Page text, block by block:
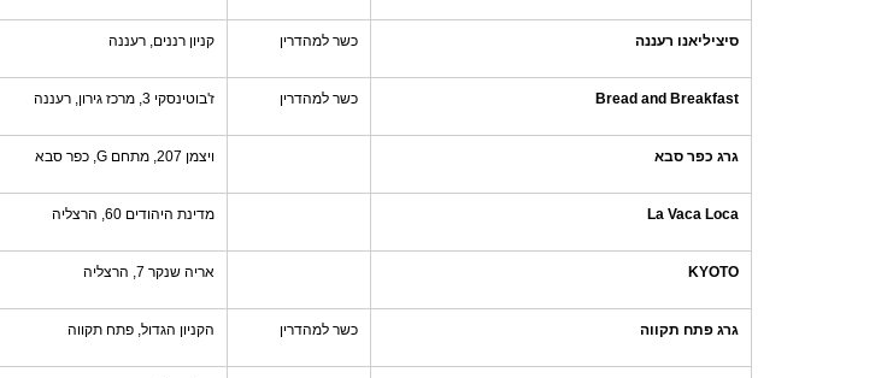
סיציליאנו רעננה כשר למהדרין קניון רננים, רעננה
Bread and Breakfast כשר למהדרין ז'בוטינסקי 3, מרכז גירון, רעננה
גרג כפר סבא ויצמן 207, מתחם G, כפר סבא
La Vaca Loca מדינת היהודים 60, הרצליה
KYOTO אריה שנקר 7, הרצליה
גרג פתח תקווה כשר למהדרין הקניון הגדול, פתח תקווה